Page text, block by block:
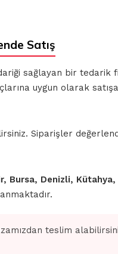
Satış
sağlayan bir tedarik
uygun olarak
Siparişler
Bursa, Denizli,
teslim